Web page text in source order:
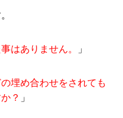
はありません。 」
埋め合わせをされても
？ 」